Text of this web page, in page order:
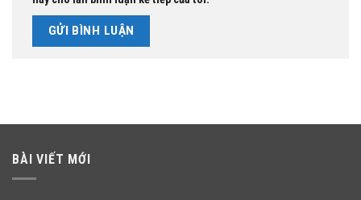
BÀI VIẾT MỚI